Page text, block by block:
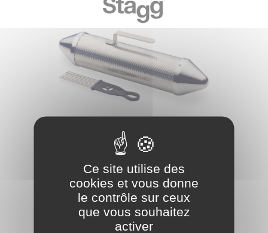
STAGG GUIRO SHAKER METAL+MAILLT
38CM
51,00 €
Ce site utilise des
cookies et vous donne
le contrôle sur ceux
que vous souhaitez
activer